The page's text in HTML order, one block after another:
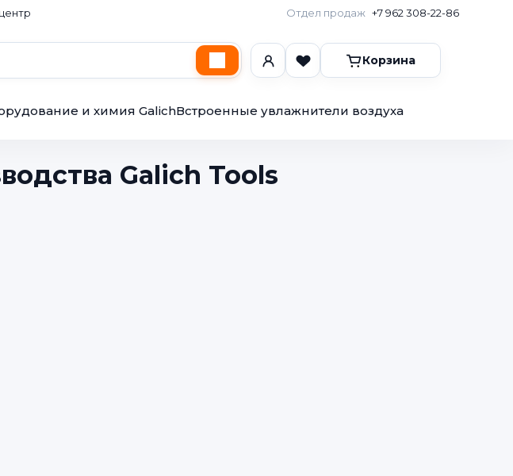
Отдел продаж +7 962 308-22-86
Корзина
и химия GalichВстроенные увлажнители воздуха
Galich Tools